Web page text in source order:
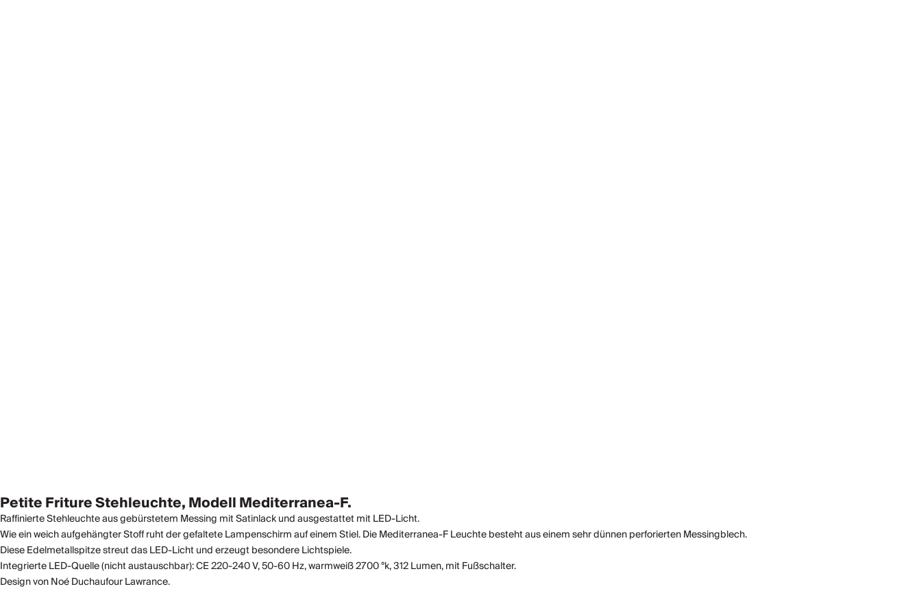
Petite Friture Stehleuchte, Modell Mediterranea-F.
Raffinierte Stehleuchte aus gebürstetem Messing mit Satinlack und ausgestattet mit LED-Licht.
Wie ein weich aufgehängter Stoff ruht der gefaltete Lampenschirm auf einem Stiel. Die Mediterranea-F Leuchte besteht aus einem sehr dünnen perforierten Messingblech.
Diese Edelmetallspitze streut das LED-Licht und erzeugt besondere Lichtspiele.
Integrierte LED-Quelle (nicht austauschbar): CE 220-240 V, 50-60 Hz, warmweiß 2700 °k, 312 Lumen, mit Fußschalter.
Design von Noé Duchaufour Lawrance.